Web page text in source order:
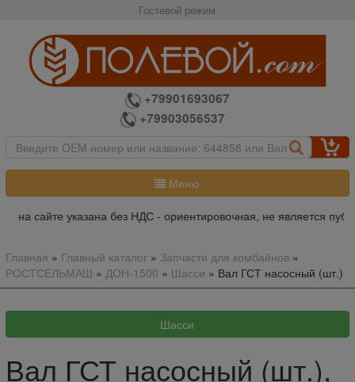
Гостевой режим
+79901693067
+79903056537
Меню
на сайте указана без НДС - ориентировочная, не является
Главная » Главный каталог» Запчасти для комбайнов»
РОСТСЕЛЬМАШ » ДОН-1500 » Шасси » Вал ГСТ насосный (шт.)
Вал ГСТ насосный (шт.),